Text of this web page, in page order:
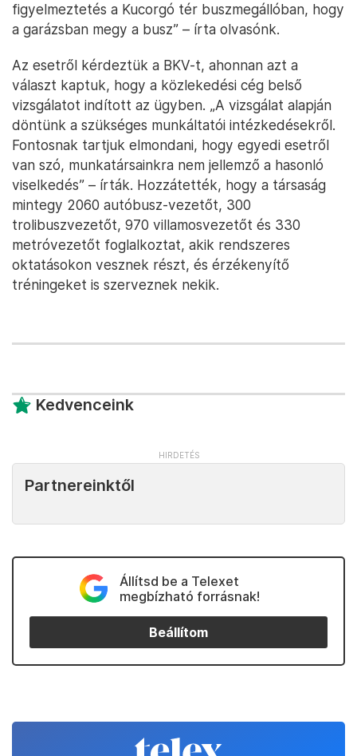
figyelmeztetés a Kucorgó tér buszmegállóban, hogy
a garázsban megy a busz” – írta olvasónk.
Az esetről kérdeztük a BKV-t, ahonnan azt a
választ kaptuk, hogy a közlekedési cég belső
vizsgálatot indított az ügyben. „A vizsgálat alapján
döntünk a szükséges munkáltatói intézkedésekről.
Fontosnak tartjuk elmondani, hogy egyedi esetről
van szó, munkatársainkra nem jellemző a hasonló
viselkedés” – írták. Hozzátették, hogy a társaság
mintegy 2060 autóbusz-vezetőt, 300
trolibuszvezetőt, 970 villamosvezetőt és 330
metróvezetőt foglalkoztat, akik rendszeres
oktatásokon vesznek részt, és érzékenyítő
tréningeket is szerveznek nekik.
Kedvenceink
Partnereinktől
Állítsd be a Telexet
megbízható forrásnak!
Beállítom